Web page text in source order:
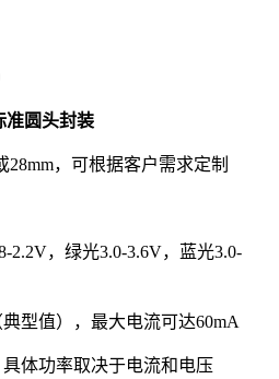
准圆头封装
28mm，可根据客户需求定制
2.2V，绿光3.0-3.6V，蓝光3.0-
型值），最大电流可达60mA
具体功率取决于电流和电压